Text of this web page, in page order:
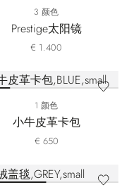
3 颜色
Prestige太阳镜
€ 1.400
1 颜色
小牛皮革卡包
€ 650